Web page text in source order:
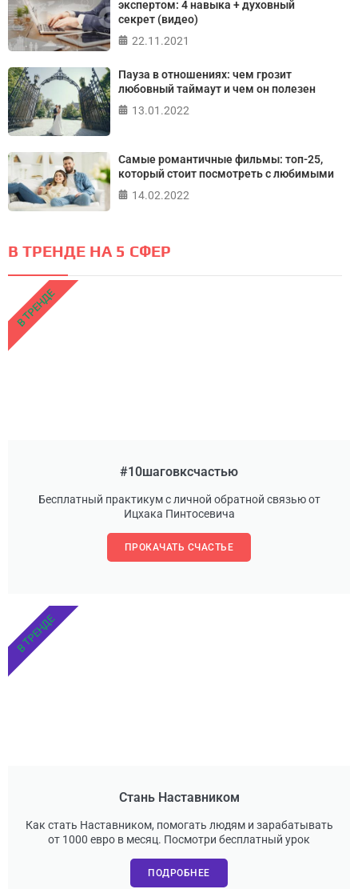
экспертом: 4 навыка + духовный
секрет (видео)
22.11.2021
Пауза в отношениях: чем грозит
любовный таймаут и чем он полезен
13.01.2022
Самые романтичные фильмы: топ-25,
который стоит посмотреть с любимыми
14.02.2022
В ТРЕНДЕ НА 5 СФЕР
#10шаговксчастью
Бесплатный практикум с личной обратной связью от
Ицхака Пинтосевича
ПРОКАЧАТЬ СЧАСТЬЕ
В ТРЕНДЕ
Стань Наставником
Как стать Наставником, помогать людям и зарабатывать
от 1000 евро в месяц. Посмотри бесплатный урок
ПОДРОБНЕЕ
В ТРЕНДЕ